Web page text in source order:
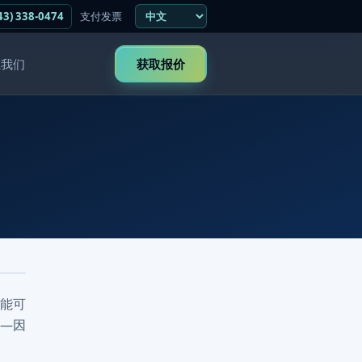
338-0474 支付发票
们 获取报价
可
因